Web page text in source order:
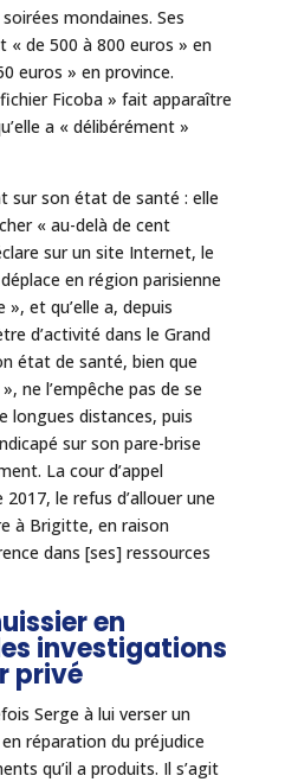
mondaines. Ses
de 500 à 800 euros » en
euros » en province.
fichier Ficoba » fait apparaître
a « délibérément »
sur son état de santé : elle
« au-delà de cent
sur un site Internet, le
en région parisienne
et qu’elle a, depuis
d’activité dans le Grand
état de santé, bien que
ne l’empêche pas de se
longues distances, puis
sur son pare-brise
La cour d’appel
le refus d’allouer une
à Brigitte, en raison
dans [ses] ressources
en
investigations
privé
Serge à lui verser un
réparation du préjudice
qu’il a produits. Il s’agit